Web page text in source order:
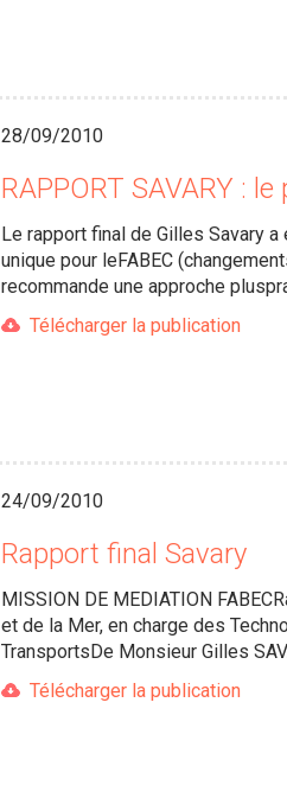
28/09/2010
RAPPORT SAVARY :
Le rapport final de Gilles Savary
unique pour leFABEC
recommande une approche
Télécharger la publication
24/09/2010
Rapport final Savary
MISSION DE MEDIATION
et de la Mer, en charge des
TransportsDe Monsieur Gilles
Télécharger la publication